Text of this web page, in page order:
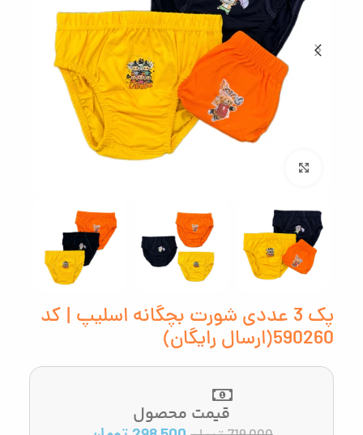
پک 3 عددی شورت بچگانه اسلیپ | کد
590260(ارسال رایگان)
قیمت محصول